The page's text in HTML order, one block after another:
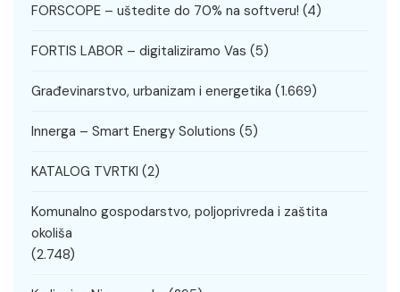
FORSCOPE – uštedite do 70% na softveru! (4)
FORTIS LABOR – digitaliziramo Vas (5)
Građevinarstvo, urbanizam i energetika (1.669)
Innerga – Smart Energy Solutions (5)
KATALOG TVRTKI (2)
Komunalno gospodarstvo, poljoprivreda i zaštita
okoliša
(2.748)